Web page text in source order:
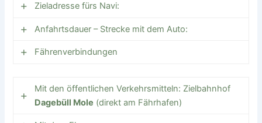
Zieladresse fürs Navi:
25946 Wittdün auf Amrum
Anfahrtsdauer – Strecke mit dem Auto:
über A24
und B5
Fährenverbindungen
In Dagebüll wechselst du auf die W.D.R.-Fähre
(Wyker Dampfschiffs-Reederei), die mehrmals
Mit den öffentlichen Verkehrsmitteln: Zielbahnhof
Dagebüll Mole (direkt am Fährhafen)